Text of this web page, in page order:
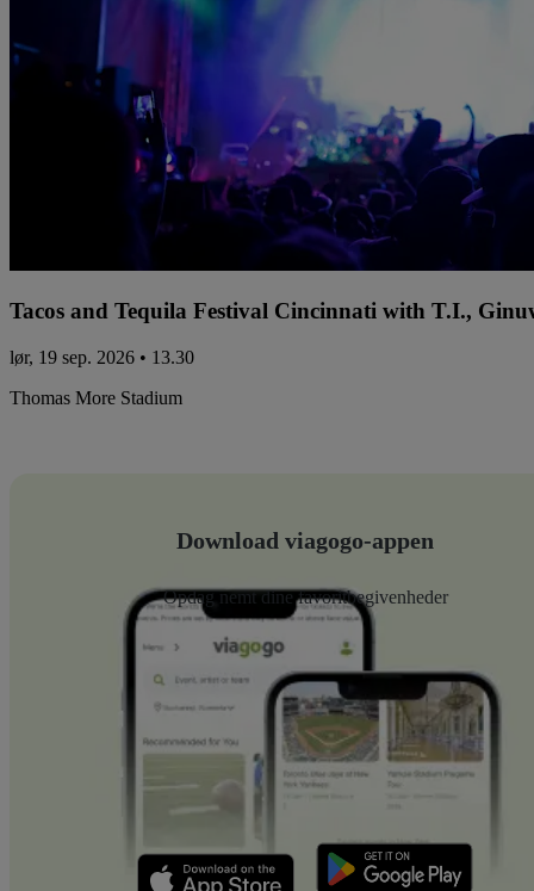
Tacos and Tequila Festival Cincinnati with T.I.,
lør, 19 sep. 2026 • 13.30
Thomas More Stadium
Download viagogo-appen
Opdag nemt dine favoritbegivenheder